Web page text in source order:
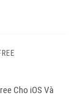
Cho iOS Và